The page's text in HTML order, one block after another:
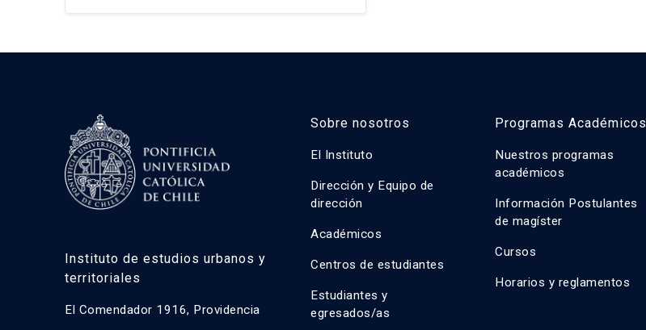
Instituto de estudios urbanos y
territoriales
El Comendador 1916, Providencia
Sobre nosotros
El Instituto
Dirección y Equipo de
dirección
Académicos
Centros de estudiantes
Estudiantes y
egresados/as
Programas Académicos
Nuestros programas
académicos
Información Postulantes
de magíster
Cursos
Horarios y reglamentos